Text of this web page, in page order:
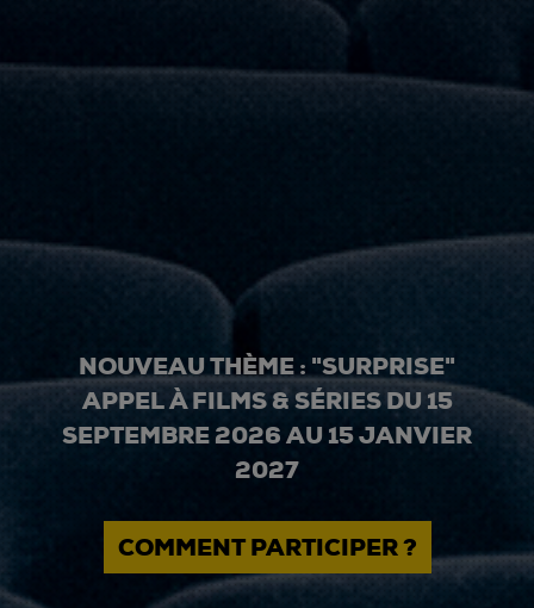
NOUVEAU THÈME : "SURPRISE"
APPEL À FILMS & SÉRIES DU 15
SEPTEMBRE 2026 AU 15 JANVIER
2027
COMMENT PARTICIPER ?